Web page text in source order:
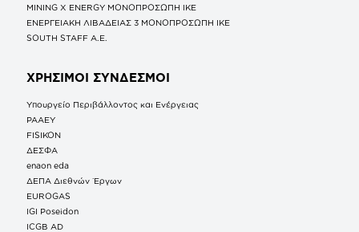
MINING X ENERGY ΜΟΝΟΠΡΟΣΩΠΗ ΙΚΕ
ΕΝΕΡΓΕΙΑΚΗ ΛΙΒΑΔΕΙΑΣ 3 ΜΟΝΟΠΡΟΣΩΠΗ ΙΚΕ
SOUTH STAFF Α.Ε.
ΧΡΗΣΙΜΟΙ ΣΥΝΔΕΣΜΟΙ
Υπουργείο Περιβάλλοντος και Ενέργειας
ΡΑΑΕΥ
FISIKON
ΔΕΣΦΑ
enaon eda
ΔΕΠΑ Διεθνών Έργων
EUROGAS
IGI Poseidon
ICGB AD